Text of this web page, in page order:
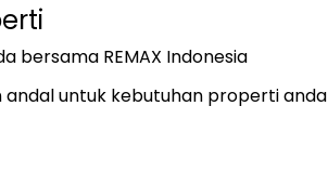
bersama REMAX Indonesia
andal untuk kebutuhan properti anda